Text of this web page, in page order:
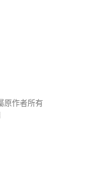
原作者所有